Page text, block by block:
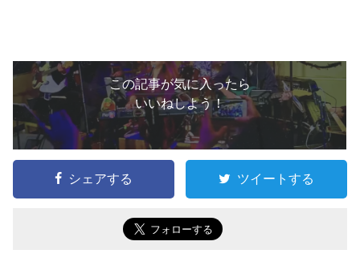
この記事が気に入ったら
いいねしよう！
シェアする ツイートする